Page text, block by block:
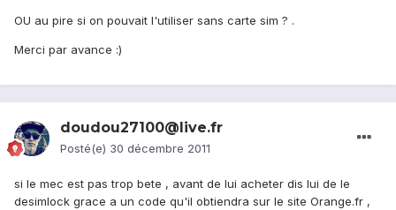
OU au pire si on pouvait l'utiliser sans carte sim ? .
Merci par avance :)
doudou27100@live.fr
Posté(e) 30 décembre 2011
si le mec est pas trop bete , avant de lui acheter dis lui de le
desimlock grace a un code qu'il obtiendra sur le site Orange.fr ,